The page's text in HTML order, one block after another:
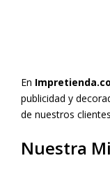
En
publicidad y
de nuestros
Nuestra